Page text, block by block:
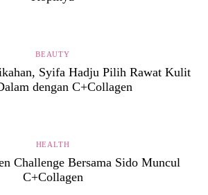
BEAUTY
Syifa Hadju Pilih Rawat Kulit
dengan C+Collagen
HEALTH
Challenge Bersama Sido Muncul
C+Collagen